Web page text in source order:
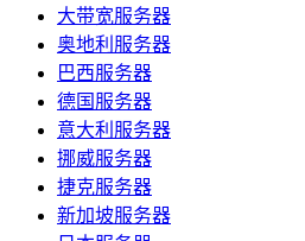
大带宽服务器
奥地利服务器
巴西服务器
德国服务器
意大利服务器
挪威服务器
捷克服务器
新加坡服务器